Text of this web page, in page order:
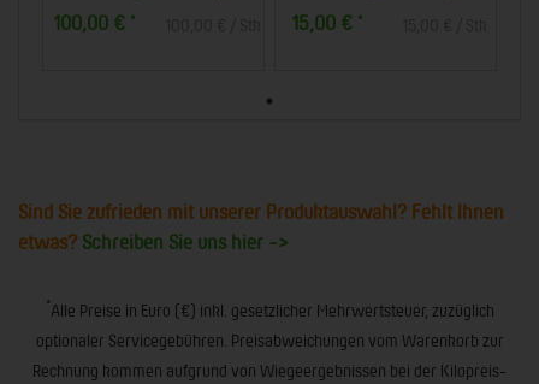
100,00 € *
15,00 € *
Sind Sie zufrieden mit unserer Produktauswahl? Fehlt Ihnen
etwas? Schreiben Sie uns hier ->
*Alle Preise in Euro (€) inkl. gesetzlicher Mehrwertsteuer, zuzüglich
optionaler Servicegebühren. Preisabweichungen vom Warenkorb zur
Rechnung kommen aufgrund von Wiegeergebnissen bei der Kilopreis-